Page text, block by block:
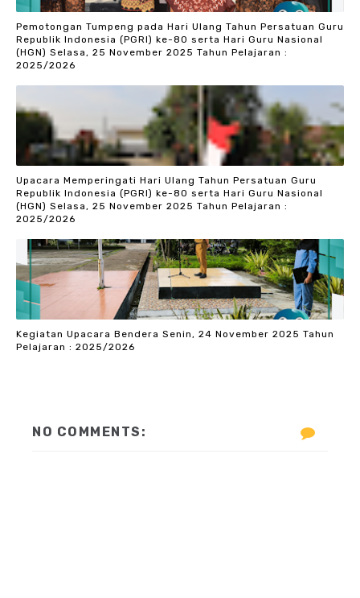
Pemotongan Tumpeng pada Hari Ulang Tahun Persatuan Guru
Republik Indonesia (PGRI) ke-80 serta Hari Guru Nasional
(HGN) Selasa, 25 November 2025 Tahun Pelajaran :
2025/2026
Upacara Memperingati Hari Ulang Tahun Persatuan Guru
Republik Indonesia (PGRI) ke-80 serta Hari Guru Nasional
(HGN) Selasa, 25 November 2025 Tahun Pelajaran :
2025/2026
Kegiatan Upacara Bendera Senin, 24 November 2025 Tahun
Pelajaran : 2025/2026
NO COMMENTS: